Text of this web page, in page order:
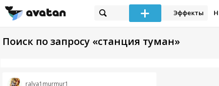
Эффекты
Поиск по запросу «станция туман»
ralya1murmur1